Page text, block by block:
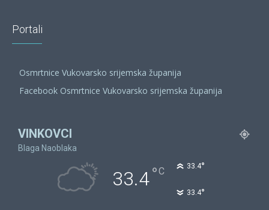
Portali
Osmrtnice Vukovarsko srijemska županija
Facebook Osmrtnice Vukovarsko srijemska županija
VINKOVCI
Blaga Naoblaka
33.4°C 33.4°
33.4°